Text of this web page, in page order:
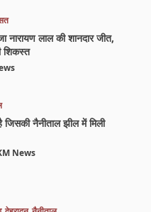
नारायण लाल की शानदार जीत,
शिकस्त
नैनीताल झील में मिली
News